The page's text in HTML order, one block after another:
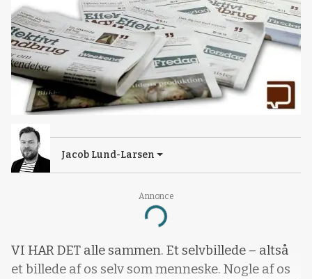
Annonce
Loading...
Jacob Lund-Larsen
VI HAR DET alle sammen. Et selvbillede – altså
et billede af os selv som menneske. Nogle af os